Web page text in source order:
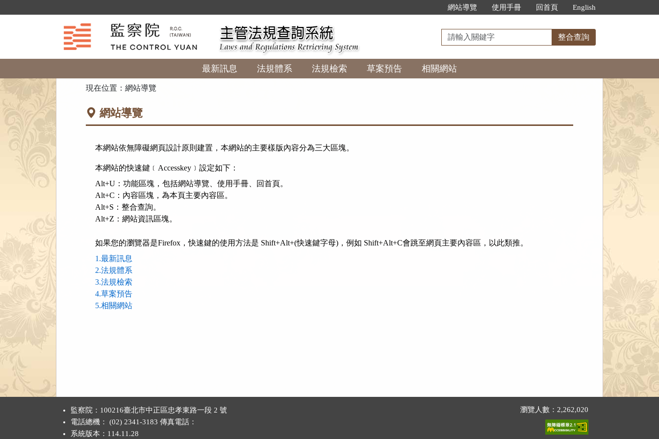
到
網站導覽 使用手冊 回首頁 English
請
輸
入
關
鍵
整合查詢
最新訊息 法規體系 法規檢索 草案預告 相關網站
現在位置：網站導覽
網站導覽
本網站依無障礙網頁設計原則建置，本網站的主要樣版內容分為三大區塊。
本網站的快速鍵﹝Accesskey﹞設定如下：
Alt+U：功能區塊，包括網站導覽、使用手冊、回首頁。
Alt+C：內容區塊，為本頁主要內容區。
Alt+S：整合查詢。
Alt+Z：網站資訊區塊。
如果您的瀏覽器是Firefox，快速鍵的使用方法是 Shift+Alt+(快速鍵字母)，例如 Shift+Alt+C會跳至網頁主要內容區，以此類推。
1.最新訊息
2.法規體系
3.法規檢索
4.草案預告
5.相關網站
監察院：100216臺北市中正區忠孝東路一段 2 號
電話總機： (02) 2341-3183 傳真電話：
系統版本： 114.11.28
瀏覽人數：2,262,020